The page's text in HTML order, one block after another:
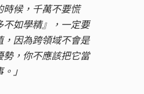
時候，千萬不要慌
不如學精』，一定要
因為跨領域不會是
勢，你不應該把它當
」